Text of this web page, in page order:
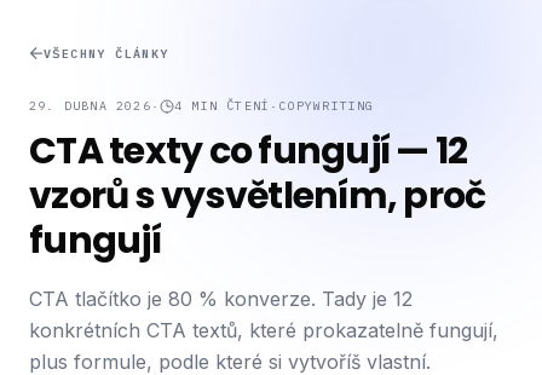
VŠECHNY ČLÁNKY
29. DUBNA 2026 · 4 MIN ČTENÍ · COPYWRITING
CTA texty co fungují — 12
vzorů s vysvětlením, proč
fungují
CTA tlačítko je 80 % konverze. Tady je 12
konkrétních CTA textů, které prokazatelně fungují,
plus formule, podle které si vytvoříš vlastní.